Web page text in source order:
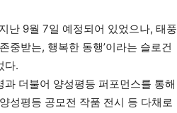
난 9월 7일 예정되어 있었으나, 태풍
중받는, 행복한 동행’이라는 슬로건
다.
더불어 양성평등 퍼포먼스를 통해
성평등 공모전 작품 전시 등 다채로